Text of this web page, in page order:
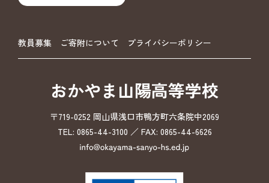
教員募集 ご寄附について プライバシーポリシー
おかやま山陽高等学校
〒719-0252 岡山県浅口市鴨方町六条院中2069
TEL: 0865-44-3100 ／ FAX: 0865-44-6626